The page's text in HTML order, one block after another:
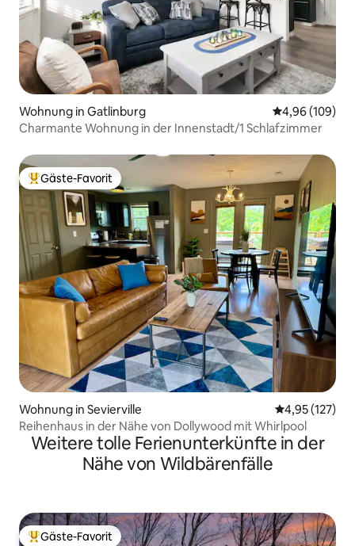
Wohnung in Gatlinburg
4,96 (109)
Charmante Wohnung in der Innenstadt/1 Schlafzimmer
Beliebter Gäste-Favorit.
Gäste-Favorit
Wohnung in Sevierville
4,95 (127)
Reihenhaus in der Nähe von Dollywood mit Whirlpool
Weitere tolle Ferienunterkünfte in der
Nähe von Wildbärenfälle
Gäste-Favorit